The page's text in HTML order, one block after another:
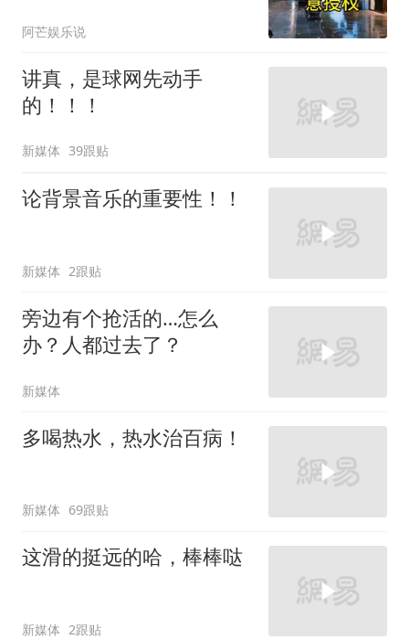
阿芒娱乐说
讲真，是球网先动手
的！！！
新媒体 39跟贴
论背景音乐的重要性！！
新媒体 2跟贴
旁边有个抢活的…怎么
办？人都过去了？
新媒体
多喝热水，热水治百病！
新媒体 69跟贴
这滑的挺远的哈，棒棒哒
新媒体 2跟贴